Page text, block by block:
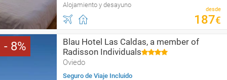
Alojamiento y desayuno
desde
187€
8
Blau Hotel Las Caldas, a member of
Radisson Individuals
Oviedo
Seguro de Viaje Incluido